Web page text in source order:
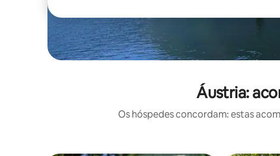
Áustria:
Os hóspedes concordam: estas